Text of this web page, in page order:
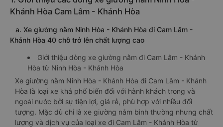
Khánh Hòa Cam Lâm - Khánh Hòa
a. Xe giường nằm Ninh Hòa - Khánh Hòa đi Cam Lâm -
Khánh Hòa 40 chỗ trở lên chất lượng cao
Giới thiệu dòng xe giường nằm đi Cam Lâm - Khánh
Hòa từ Ninh Hòa - Khánh Hòa
Xe giường nằm Ninh Hòa - Khánh Hòa đi Cam Lâm - Khánh
Hòa là loại xe khá phổ biến đối với hành khách trong và
ngoài nước bởi sự tiện lợi, giá rẻ, phù hợp với nhiều đối
tượng. Mặc dù chỉ là xe giường nằm bình thường nhưng chất
lượng và dịch vụ của loại xe đi Cam Lâm - Khánh Hòa từ